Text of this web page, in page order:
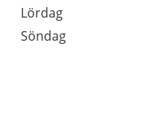
Lördag
Söndag